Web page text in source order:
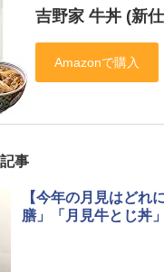
吉野家 牛丼 (新
事
【今年の月見はどれ
膳」「月見牛とじ丼